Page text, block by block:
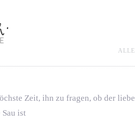
Zeit, ihn zu fragen, ob der
Sau ist